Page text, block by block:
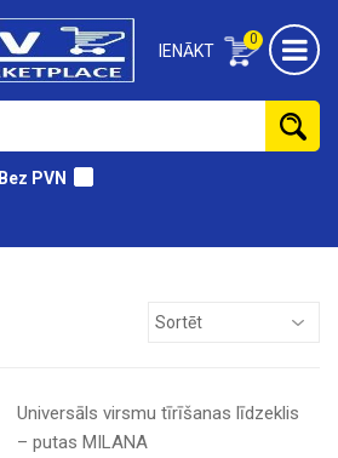
0
IENĀKT
Bez PVN
Universāls virsmu tīrīšanas līdzeklis
– putas MILANA